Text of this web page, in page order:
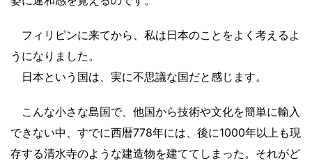
フィリピンに来てから、私は日本のことをよく考えるよ
うになりました。
日本という国は、実に不思議な国だと感じます。
こんな小さな島国で、他国から技術や文化を簡単に輸入
できない中、すでに西暦778年には、後に1000年以上も現
存する清水寺のような建造物を建ててしまった。それがど